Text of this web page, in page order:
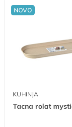
NOVO
KUHINJA
Tacna rolat